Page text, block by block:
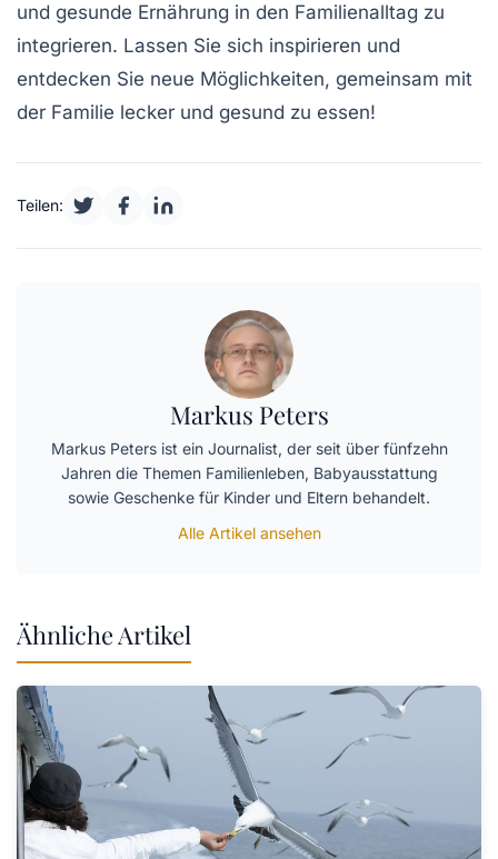
und gesunde Ernährung in den Familienalltag zu
integrieren. Lassen Sie sich inspirieren und
entdecken Sie neue Möglichkeiten, gemeinsam mit
der Familie lecker und gesund zu essen!
Teilen:
Markus Peters
Markus Peters ist ein Journalist, der seit über fünfzehn
Jahren die Themen Familienleben, Babyausstattung
sowie Geschenke für Kinder und Eltern behandelt.
Alle Artikel ansehen
Ähnliche Artikel